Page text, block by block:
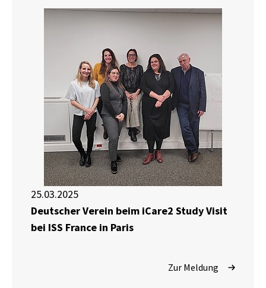
25.03.2025
Deutscher Verein beim iCare2 Study Visit
bei ISS France in Paris
Zur Meldung